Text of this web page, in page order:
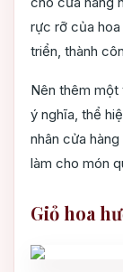
rực rỡ của
triển, thành
Nên thêm
ý nghĩa, thể
nhân cửa
làm cho món
Giỏ hoa